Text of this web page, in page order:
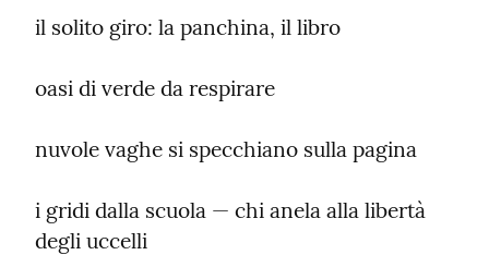
il solito giro: la panchina, il libro
oasi di verde da respirare
nuvole vaghe si specchiano sulla pagina
i gridi dalla scuola — chi anela alla libertà
degli uccelli